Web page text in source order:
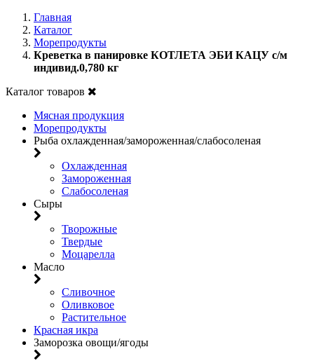
Главная
Каталог
Морепродукты
Креветка в панировке КОТЛЕТА ЭБИ КАЦУ с/м
индивид.0,780 кг
Каталог товаров
Мясная продукция
Морепродукты
Рыба охлажденная/замороженная/слабосоленая
Охлажденная
Замороженная
Слабосоленая
Сыры
Творожные
Твердые
Моцарелла
Масло
Сливочное
Оливковое
Растительное
Красная икра
Заморозка овощи/ягоды